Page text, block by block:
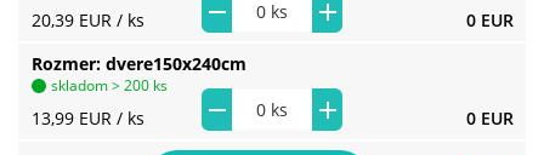
20,39 EUR / ks 0 EUR
Rozmer dvere150x240cm
13,99 EUR / ks 0 EUR
skladom > 200 ks